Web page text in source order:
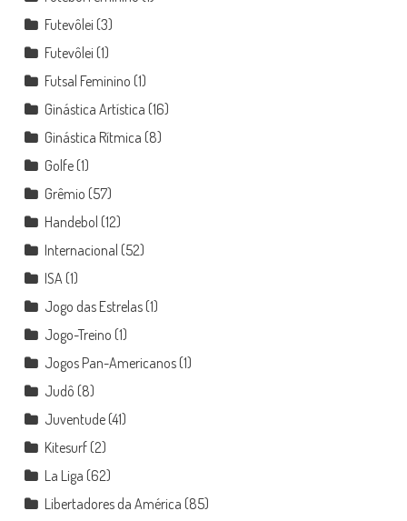
Futevôlei (3)
Futevôlei (1)
Futsal Feminino (1)
Ginástica Artística (16)
Ginástica Rítmica (8)
Golfe(1)
Grêmio (57)
Handebol (12)
Internacional (52)
ISA (1)
Jogo das Estrelas(1)
Jogo-Treino (1)
Jogos Pan-Americanos(1)
Judô (8)
Juventude(41)
Kitesurf(2)
La Liga (62)
Libertadores da América (85)